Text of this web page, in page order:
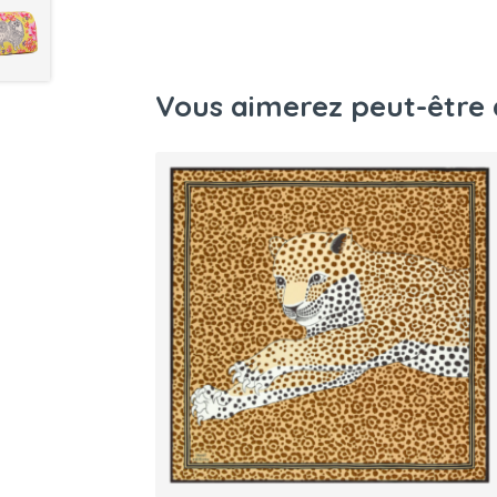
Vous aimerez peut-être